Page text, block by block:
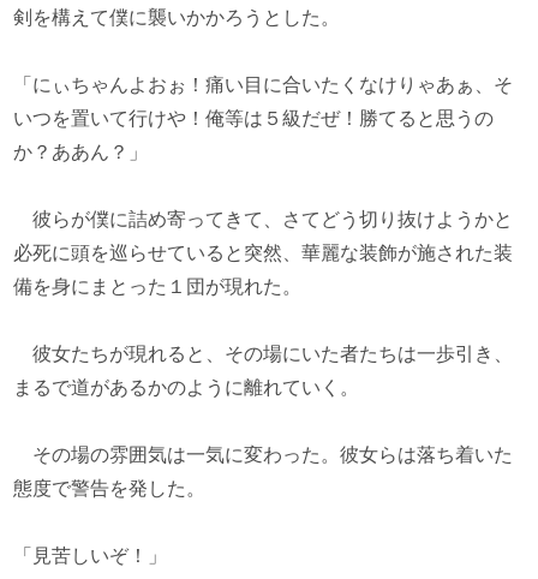
剣を構えて僕に襲いかかろうとした。
「にぃちゃんよおぉ！痛い目に合いたくなけりゃあぁ、そ
いつを置いて行けや！俺等は５級だぜ！勝てると思うの
か？ああん？」
彼らが僕に詰め寄ってきて、さてどう切り抜けようかと
必死に頭を巡らせていると突然、華麗な装飾が施された装
備を身にまとった１団が現れた。
彼女たちが現れると、その場にいた者たちは一歩引き、
まるで道があるかのように離れていく。
その場の雰囲気は一気に変わった。彼女らは落ち着いた
態度で警告を発した。
「見苦しいぞ！」